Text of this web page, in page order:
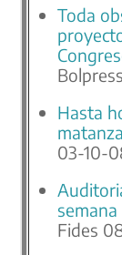
Toda
Hasta
03-10-
semana
Fides